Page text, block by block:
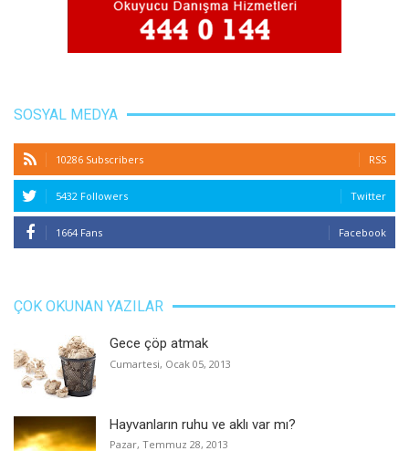
SOSYAL MEDYA
10286 Subscribers RSS
5432 Followers Twitter
1664 Fans Facebook
ÇOK OKUNAN YAZILAR
Gece çöp atmak
Cumartesi, Ocak 05, 2013
Hayvanların ruhu ve aklı var mı?
Pazar, Temmuz 28, 2013